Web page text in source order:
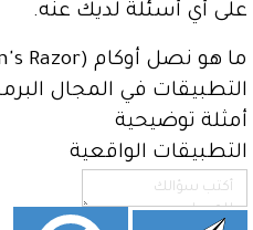
جيش
المساعدين
اﻷذكياء
مشاريع
المنتدى
أدوات
الذكاء
على أي أسئلة لديك عنه.
ما هو نصل أوكام (Occam's Razor)
التطبيقات في المجال
أمثلة توضيحية
التطبيقات الواقعية